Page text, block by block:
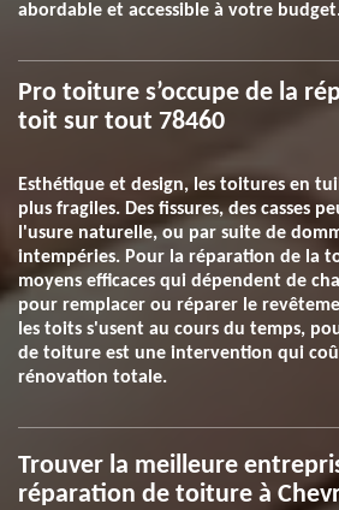
abordable et accessible à votre
Pro toiture s’occupe de la
toit sur tout 78460
Esthétique et design, les toitures en
plus fragiles. Des fissures, des casses
l'usure naturelle, ou par suite de
intempéries. Pour la réparation de la
moyens efficaces qui dépendent de
pour remplacer ou réparer le
les toits s'usent au cours du temps,
de toiture est une intervention qui
rénovation totale.
Trouver la meilleure
réparation de toiture à